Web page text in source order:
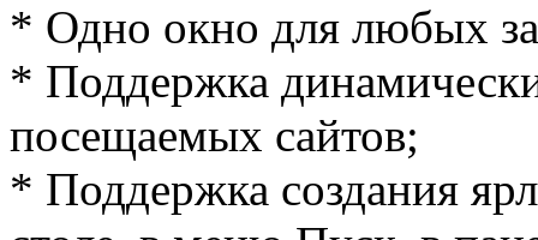
* Одно окно для любых
* Поддержка
посещаемых сайтов;
* Поддержка создания